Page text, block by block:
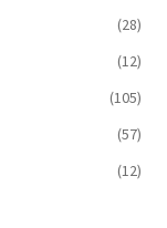
(28)
(12)
(105)
(57)
(12)